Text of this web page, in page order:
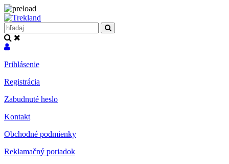
Prihlásenie
Registrácia
Zabudnuté heslo
Kontakt
Obchodné podmienky
Reklamačný poriadok